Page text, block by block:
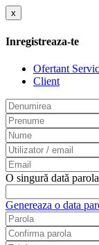
x
Inregistreaza-te
Ofertant
Client
O singură dată parola
Genereaza o data